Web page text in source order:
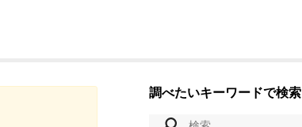
調べたいキーワードで検索